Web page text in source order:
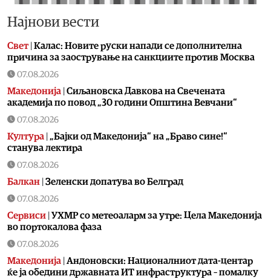
Најнови вести
Свет| Калас: Новите руски напади се дополнителна
причина за заострување на санкциите против Москва
07.08.2026
Македонија Сиљановска Давкова на Свечената
академија по повод „30 години Општина Вевчани“
07.08.2026
Култура „Бајки од Македонија“ на „Браво сине!“
станува лектира
07.08.2026
Балкан Зеленски допатува во Белград
07.08.2026
Сервиси УХМР со метеоаларм за утре: Цела Македонија
во портокалова фаза
07.08.2026
Македонија Андоновски: Националниот дата-центар
ќе ја обедини државната ИТ инфраструктура – помалку